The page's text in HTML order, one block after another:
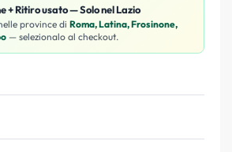
+ Ritiro usato — Solo nel Lazio
province di Roma, Latina, Frosinone,
— selezionalo al checkout.